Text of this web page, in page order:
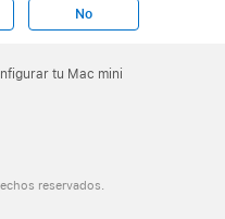
No
tu Mac mini
reservados.